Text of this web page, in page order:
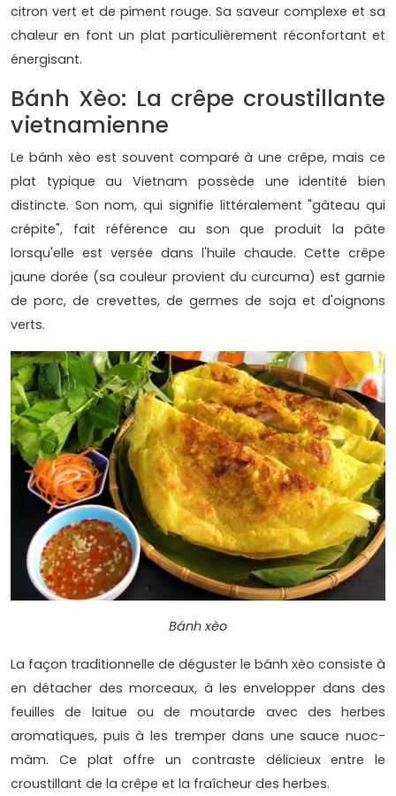
citron vert et de piment rouge. Sa saveur complexe et sa
chaleur en font un plat particulièrement réconfortant et
énergisant.
Bánh Xèo: La crêpe croustillante
vietnamienne
Le bánh xèo est souvent comparé à une crêpe, mais ce
plat typique au Vietnam possède une identité bien
distincte. Son nom, qui signifie littéralement "gâteau qui
crépite", fait référence au son que produit la pâte
lorsqu'elle est versée dans l'huile chaude. Cette crêpe
jaune dorée (sa couleur provient du curcuma) est garnie
de porc, de crevettes, de germes de soja et d'oignons
verts.
Bánh xèo
La façon traditionnelle de déguster le bánh xèo consiste à
en détacher des morceaux, à les envelopper dans des
feuilles de laitue ou de moutarde avec des herbes
aromatiques, puis à les tremper dans une sauce nuoc-
mâm. Ce plat offre un contraste délicieux entre le
croustillant de la crêpe et la fraîcheur des herbes.